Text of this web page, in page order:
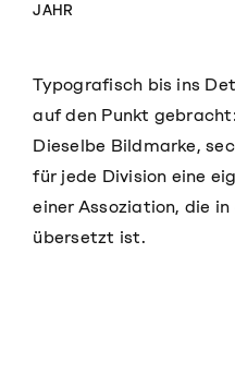
JAHR
Typografisch bis ins
auf den Punkt
Dieselbe Bildmarke,
für jede Division eine
einer Assoziation, die
übersetzt ist.